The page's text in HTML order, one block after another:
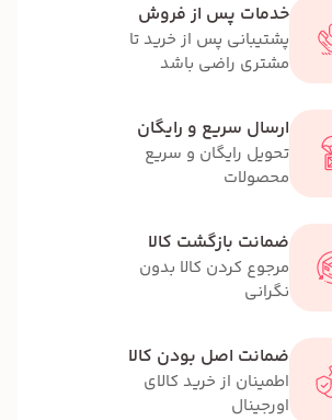
خدمات پس از فروش
پشتیبانی پس از خرید تا
مشتری راضی باشد
ارسال سریع و رایگان
تحویل رایگان و سریع
محصولات
ضمانت بازگشت کالا
مرجوع کردن کالا بدون
نگرانی
ضمانت اصل بودن کالا
اطمینان از خرید کالای
اورجینال